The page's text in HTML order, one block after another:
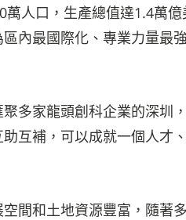
人口，生產總值達1.4萬億
內最國際化、專業力量最
家龍頭創科企業的深圳
互補，可以成就一個人才
和土地資源豐富，隨著